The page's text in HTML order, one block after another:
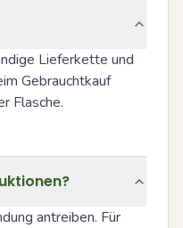
Lieferkette und
Gebrauchtkauf
Flasche.
antreiben. Für